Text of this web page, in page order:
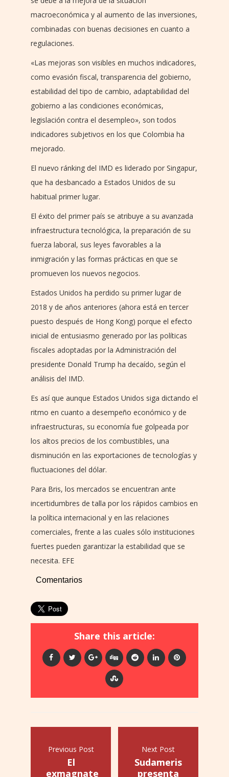
macroeconómica y al aumento de las inversiones,
combinadas con buenas decisiones en cuanto a
regulaciones.
«Las mejoras son visibles en muchos indicadores,
como evasión fiscal, transparencia del gobierno,
estabilidad del tipo de cambio, adaptabilidad del
gobierno a las condiciones económicas,
legislación contra el desempleo», son todos
indicadores subjetivos en los que Colombia ha
mejorado.
El nuevo ránking del IMD es liderado por Singapur,
que ha desbancado a Estados Unidos de su
habitual primer lugar.
El éxito del primer país se atribuye a su avanzada
infraestructura tecnológica, la preparación de su
fuerza laboral, sus leyes favorables a la
inmigración y las formas prácticas en que se
promueven los nuevos negocios.
Estados Unidos ha perdido su primer lugar de
2018 y de años anteriores (ahora está en tercer
puesto después de Hong Kong) porque el efecto
inicial de entusiasmo generado por las políticas
fiscales adoptadas por la Administración del
presidente Donald Trump ha decaído, según el
análisis del IMD.
Es así que aunque Estados Unidos siga dictando el
ritmo en cuanto a desempeño económico y de
infraestructuras, su economía fue golpeada por
los altos precios de los combustibles, una
disminución en las exportaciones de tecnologías y
fluctuaciones del dólar.
Para Bris, los mercados se encuentran ante
incertidumbres de talla por los rápidos cambios en
la política internacional y en las relaciones
comerciales, frente a las cuales sólo instituciones
fuertes pueden garantizar la estabilidad que se
necesita. EFE
Comentarios
Share this article:
Previous Post
El
exmagnate
Next Post
Sudameris
presenta